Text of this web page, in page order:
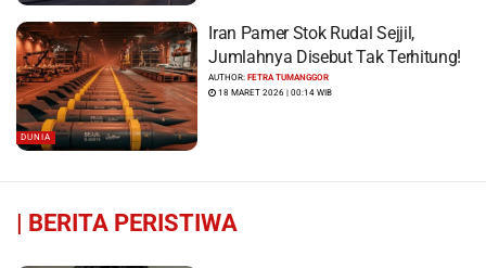
DUNIA
Iran Pamer Stok Rudal Sejjil,
Jumlahnya Disebut Tak Terhitung!
AUTHOR:FETRA TUMANGGOR
18 MARET 2026 | 00:14 WIB
| BERITA PERISTIWA